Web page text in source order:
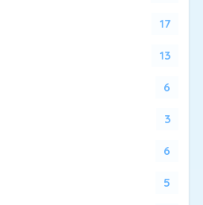
17
13
6
3
6
5